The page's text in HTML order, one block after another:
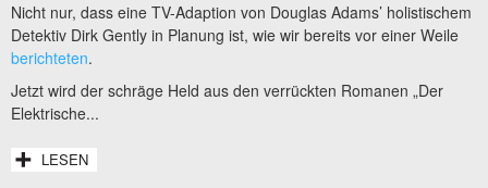
Nicht nur, dass eine TV-Adaption von Douglas Adams’ holistischem
Detektiv Dirk Gently in Planung ist, wie wir bereits vor einer Weile
berichteten.
Jetzt wird der schräge Held aus den verrückten Romanen „Der
Elektrische...
LESEN